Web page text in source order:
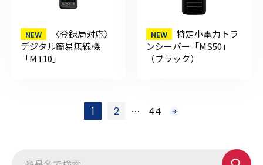
〈登録局対応〉
デジタル簡易無線機
「MT10」
特定小電力トラ
ンシーバー「MS50」
（ブラック）
1 2 … 44 次